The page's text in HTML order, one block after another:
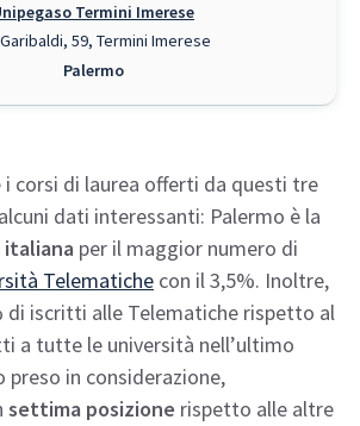
Termini Imerese
59, Termini Imerese
Palermo
i corsi di laurea offerti da questi tre
dati interessanti: Palermo è la
italiana per il maggior numero di
Telematiche con il 3,5%. Inoltre,
di iscritti alle Telematiche rispetto al
a tutte le università nell’ultimo
preso in considerazione,
settima posizione rispetto alle altre